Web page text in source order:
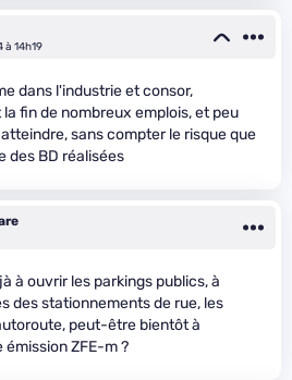
à 14h19
dans l'industrie et consor,
fin de nombreux emplois, et peu
sans compter le risque que
des BD réalisées
à ouvrir les parkings publics, à
des stationnements de rue, les
peut-être bientôt à
ZFE-m ?